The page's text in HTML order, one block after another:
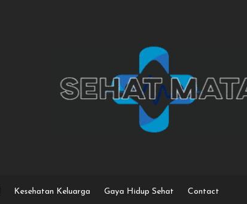
Kesehatan Keluarga Gaya Hidup Sehat Contact